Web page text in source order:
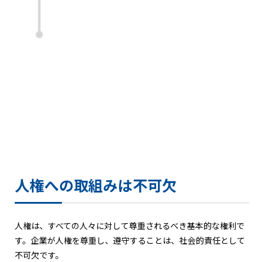
人権への取組みは不可欠
人権は、すべての人々に対して尊重されるべき基本的な権利で
す。企業が人権を尊重し、遵守することは、社会的責任として
不可欠です。